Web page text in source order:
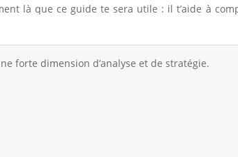
là que ce guide te sera utile : il t’aide à
forte dimension d’analyse et de stratégie.